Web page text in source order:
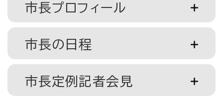
市長プロフィール
市長の日程
市長定例記者会見